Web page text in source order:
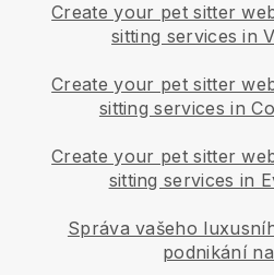
Create your pet sitter
sitting services in
Create your pet sitter
sitting services in
Create your pet sitter
sitting services in
Správa vašeho
podnikání